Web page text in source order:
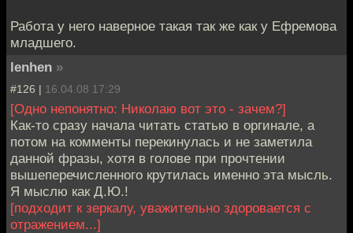
Работа у него наверное такая так же как у Ефремова
младшего.
lenhen »
#126 | 16.04.08 17:29
[Одно непонятно: Николаю вот это - зачем?]
Как-то сразу начала читать статью в оргинале, а
потом на комменты перекинулась и не заметила
данной фразы, хотя в голове при прочтении
вышеперечисленного крутилась именно эта мысль.
Я мыслю как Д.Ю.!
[подходит к зеркалу, уважительно здоровается с
отражением...]